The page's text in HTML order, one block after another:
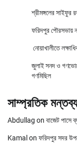
শ্রীমঙ্গলের সাইফুর
ফরিদপুর পৌরসভায়
নোয়াখালীতে
জুলাই সনদ ও
গণমিছিল
সাম্প্রতিক মন্তব্য
Abdullag on বাজেট পাসে
Kamal on ফরিদপুর সদর